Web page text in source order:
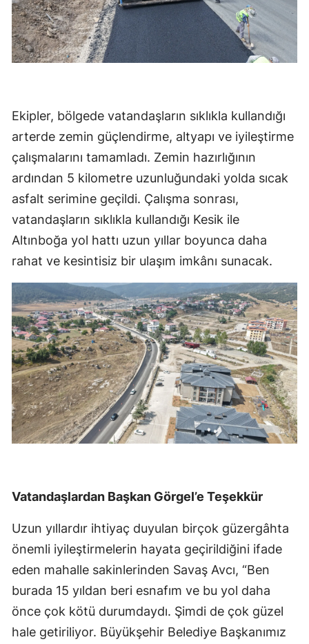
Ekipler, bölgede vatandaşların sıklıkla kullandığı
arterde zemin güçlendirme, altyapı ve iyileştirme
çalışmalarını tamamladı. Zemin hazırlığının
ardından 5 kilometre uzunluğundaki yolda sıcak
asfalt serimine geçildi. Çalışma sonrası,
vatandaşların sıklıkla kullandığı Kesik ile
Altınboğa yol hattı uzun yıllar boyunca daha
rahat ve kesintisiz bir ulaşım imkânı sunacak.
Vatandaşlardan Başkan Görgel’e Teşekkür
Uzun yıllardır ihtiyaç duyulan birçok güzergâhta
önemli iyileştirmelerin hayata geçirildiğini ifade
eden mahalle sakinlerinden Savaş Avcı, “Ben
burada 15 yıldan beri esnafım ve bu yol daha
önce çok kötü durumdaydı. Şimdi de çok güzel
hale getiriliyor. Büyükşehir Belediye Başkanımız